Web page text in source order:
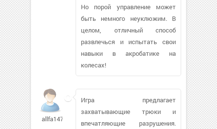
Но порой управление может
быть немного неуклюжим. В
целом, отличный способ
развлечься и испытать свои
навыки в акробатике на
колесах!
allfa147536
Игра предлагает
захватывающие трюки и
впечатляющие разрушения.